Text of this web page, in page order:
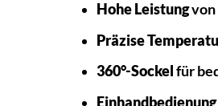
Hohe Leistungvon
Präzise
360°-Sockel für
Einhandbedienung